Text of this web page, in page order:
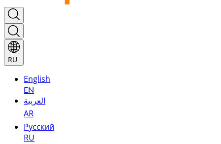
RU
English
EN
العربية
AR
Русский
RU